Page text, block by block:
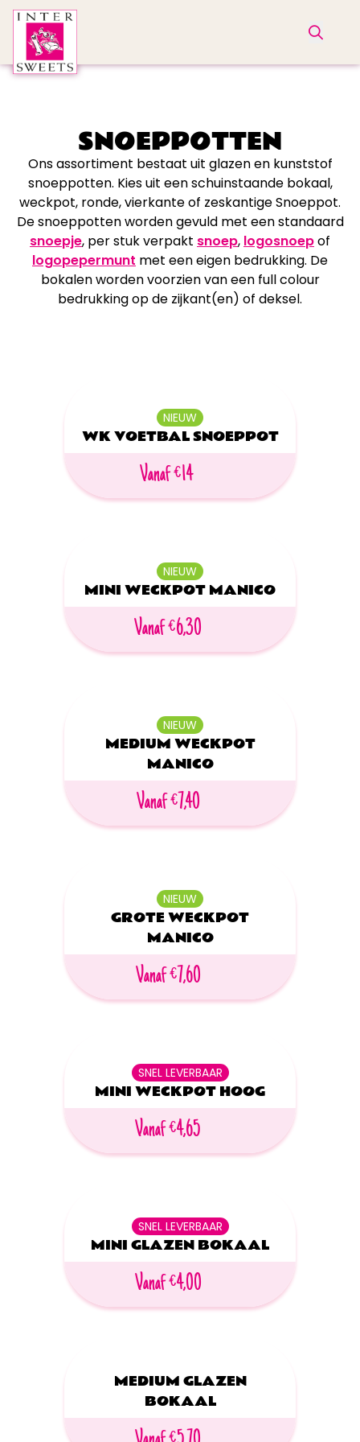
SNOEPPOTTEN
Ons assortiment bestaat uit glazen en kunststof
snoeppotten. Kies uit een schuinstaande bokaal,
weckpot, ronde, vierkante of zeskantige Snoeppot.
De snoeppotten worden gevuld met een standaard
snoepje, per stuk verpakt snoep, logosnoepof
logopepermunt met een eigen bedrukking. De
bokalen worden voorzien van een full colour
bedrukking op de zijkant(en) of deksel.
NIEUW
WK VOETBAL SNOEPPOT
Vanaf €14
NIEUW
MINI WECKPOT MANICO
Vanaf €6,30
NIEUW
MEDIUM WECKPOT
MANICO
Vanaf €7,40
NIEUW
GROTE WECKPOT
MANICO
Vanaf €7,60
SNEL LEVERBAAR
MINI WECKPOT HOOG
Vanaf €4,65
SNEL LEVERBAAR
MINI GLAZEN BOKAAL
Vanaf €4,00
MEDIUM GLAZEN
BOKAAL